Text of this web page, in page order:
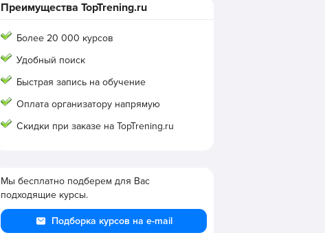
Преимущества TopTrening.ru
Более 20 000 курсов
Удобный поиск
Быстрая запись на обучение
Оплата организатору напрямую
Скидки при заказе на TopTrening.ru
Мы бесплатно подберем для Вас
подходящие курсы.
Подборка курсов на e-mail